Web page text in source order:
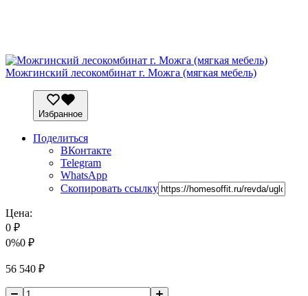
Можгинский лесокомбинат г. Можга (мягкая мебель)
Избранное
Поделиться
ВКонтакте
Telegram
WhatsApp
Скопировать ссылку
Цена:
0 ₽
0%0 ₽
56 540 ₽